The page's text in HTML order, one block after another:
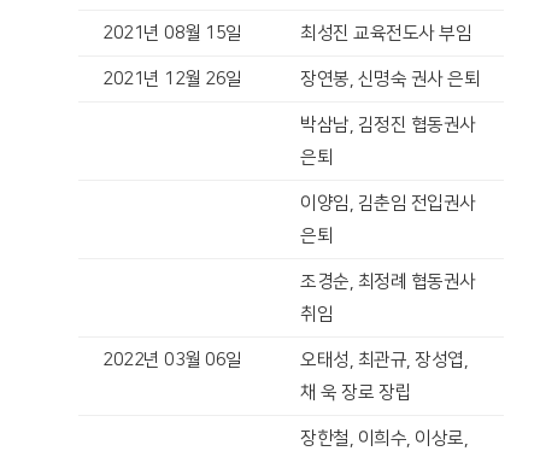
2021년 08월 15일 최성진 교육전도사 부임
2021년 12월 26일 장연봉, 신명숙 권사 은퇴
박삼남, 김정진 협동권사
은퇴
이양임, 김춘임 전입권사
은퇴
조경순, 최정례 협동권사
취임
2022년 03월 06일
오태성, 최관규, 장성엽,
채 욱 장로 장립
장한철, 이희수, 이상로,